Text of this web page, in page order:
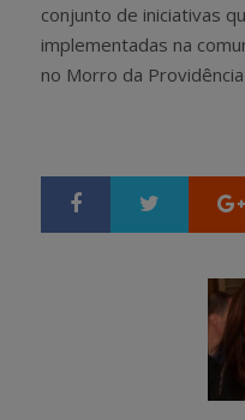
conjunto de iniciativas
implementadas na
no Morro da